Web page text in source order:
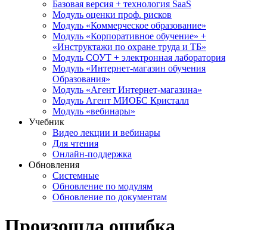
Базовая версия + технология SaaS
Модуль оценки проф. рисков
Модуль «Коммерческое образование»
Модуль «Корпоративное обучение» +
«Инструктажи по охране труда и ТБ»
Модуль СОУТ + электронная лаборатория
Модуль «Интернет-магазин обучения
Образования»
Модуль «Агент Интернет-магазина»
Модуль Агент МИОБС Кристалл
Модуль «вебинары»
Учебник
Видео лекции и вебинары
Для чтения
Онлайн-поддержка
Обновления
Системные
Обновление по модулям
Обновление по документам